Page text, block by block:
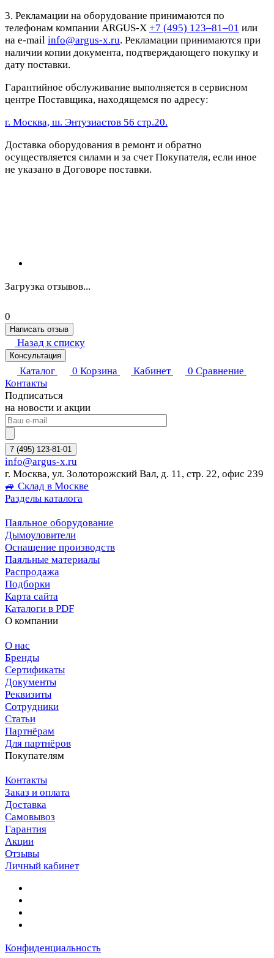
3. Рекламации на оборудование принимаются по
телефонам компании ARGUS-X +7 (495) 123–81–01 или
на e-mail info@argus-x.ru. Рекламации принимаются при
наличии копии документа, подтверждающего покупку и
дату поставки.
Гарантийное обслуживание выполняется в сервисном
центре Поставщика, находящемся по адресу:
г. Москва, ш. Энтузиастов 56 стр.20.
Доставка оборудования в ремонт и обратно
осуществляется силами и за счет Покупателя, если иное
не указано в Договоре поставки.
Загрузка отзывов...
0
Написать отзыв
Назад к списку
Консультация
Каталог 0 Корзина Кабинет 0 Сравнение
Контакты
Подписаться
на новости и акции
7 (495) 123-81-01
info@argus-x.ru
г. Москва, ул. Золоторожский Вал, д. 11, стр. 22, офис 239
🚙 Склад в Москве
Разделы каталога
Паяльное оборудование
Дымоуловители
Оснащение производств
Паяльные материалы
Распродажа
Подборки
Карта сайта
Каталоги в PDF
О компании
О нас
Бренды
Сертификаты
Документы
Реквизиты
Сотрудники
Статьи
Партнёрам
Для партнёров
Покупателям
Контакты
Заказ и оплата
Доставка
Самовывоз
Гарантия
Акции
Отзывы
Личный кабинет
Конфиденциальность